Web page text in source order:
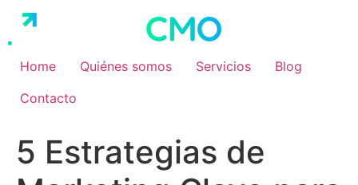
contenido
Home
Quiénes somos Servicios
Blog
Contacto
5 Estrategias de